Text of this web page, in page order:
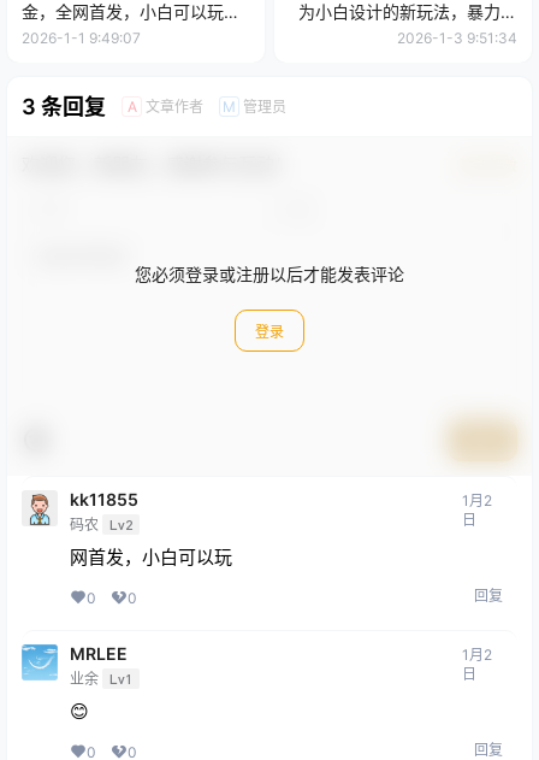
金，全网首发，小白可以玩，
长期稳定日入1k+
2026-1-1 9:49:07
为小白设计的新玩法，暴力起
号，第二天就能躺赚收益
2026-1-3 9:51:34
3 条回复 A 文章作者 M 管理员
您必须登录或注册以后才能发表评论
登录
kk11855
码农 Lv2
1月2
日
网首发，小白可以玩
0 0 回复
MRLEE
业余 Lv1
1月2
日
😊
0 0 回复